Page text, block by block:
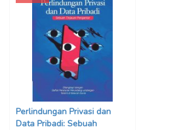
Perlindungan Privasi dan
Data Pribadi: Sebuah